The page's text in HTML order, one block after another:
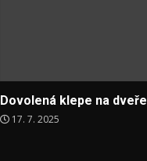
Dovolená klepe na dveře
17. 7. 2025